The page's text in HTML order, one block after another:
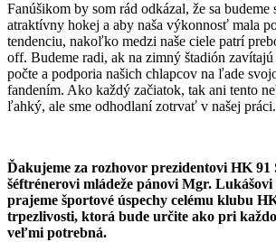
Fanúšikom by som rád odkázal, že sa
atraktívny hokej a aby naša výkonnosť mala
tendenciu, nakoľko medzi naše ciele patrí
off. Budeme radi, ak na zimný štadión
počte a podporia našich chlapcov na ľade
fandením. Ako každý začiatok, tak ani tento
ľahký, ale sme odhodlaní zotrvať v našej práci.
Ďakujeme za rozhovor prezidentovi HK 91
šéftrénerovi mládeže pánovi Mgr.
prajeme športové úspechy celému klubu
trpezlivosti, ktorá bude určite ako pri
veľmi potrebná.